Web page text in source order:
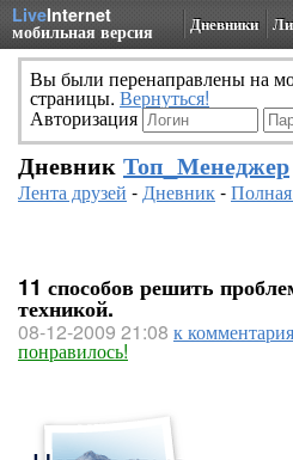
LiveInternet
мобильная версия Дневники
Вы были перенаправлены на
страницы. Вернуться!
Авторизация
Дневник Топ_Менеджер
Лента друзей -Дневник-
11 способов решить
техникой.
08-12-2009 21:08 к
понравилось!